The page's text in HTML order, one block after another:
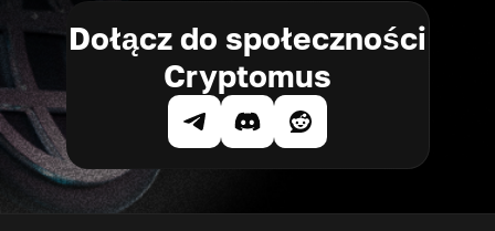
Dołącz do społeczności
Cryptomus